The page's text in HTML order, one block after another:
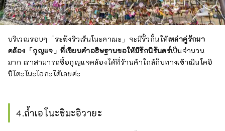
บริเวณรอบๆ「ระฆังริวเร็นโนะคาเนะ」จะมีรั้วกั้นให้เหล่าคู่รักมา
คล้อง「กุญแจ」ที่เขียนคำอธิษฐานขอให้มีรักนิรันดร์เป็นจำนวน
มาก เราสามารถซื้อกุญแจคล้องได้ที่ร้านค้าใกล้กับทางเข้าเนินโคอิ
บิโตะโนะโอกะได้เลยค่ะ
4.ถ้ำเอโนะชิมะอิวายะ